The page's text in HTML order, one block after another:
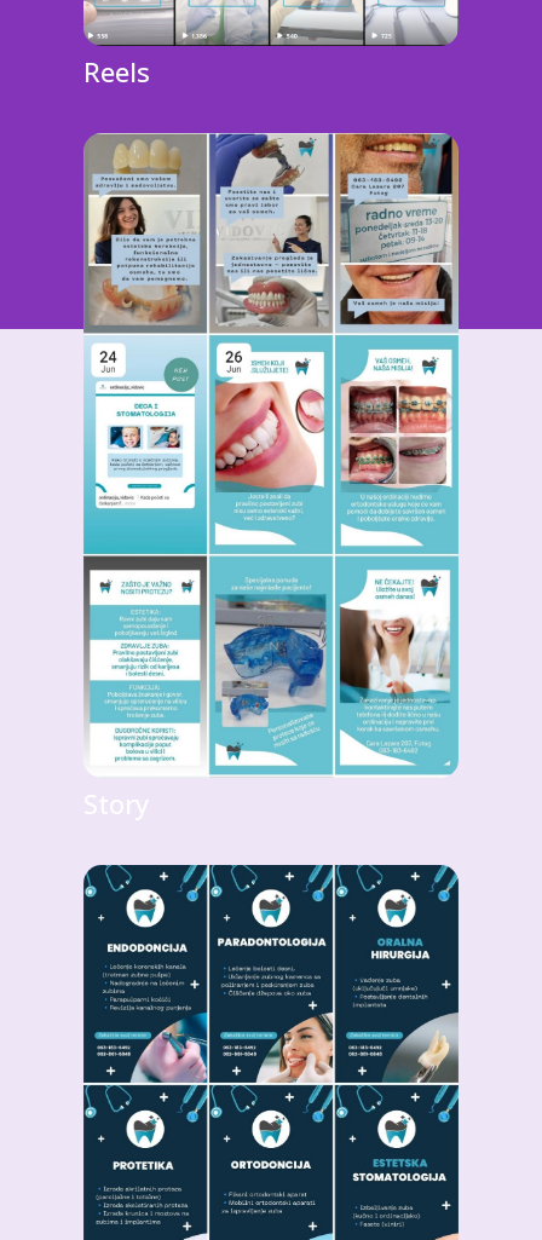
Reels
Story